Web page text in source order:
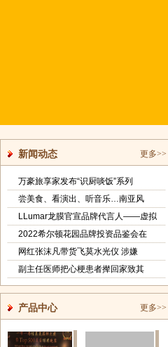
更多>>
新闻动态
万豪旅享家发布“识厨啖饭”系列
尝美食、看演出、听音乐…南亚风
LLumar龙膜官宣品牌代言人——虚拟
2022希尔顿花园品牌投资品鉴会在
网红张沫凡带货飞莫水光仪 涉嫌
副主任医师把心梗患者撵回家致其
更多>>
产品中心